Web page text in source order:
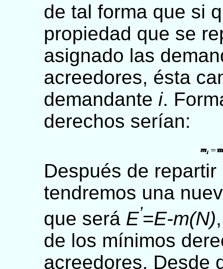
de tal forma que si
propiedad que se
asignado las
acreedores, ésta
demandante i.
derechos serían:
Después de
tendremos una
que será E’=E-m(N)
de los mínimos
acreedores. Desde